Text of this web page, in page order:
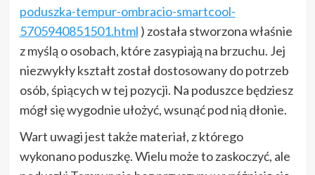
poduszka-tempur-ombracio-smartcool-
5705940851501.html ) została stworzona właśnie
z myślą o osobach, które zasypiają na brzuchu. Jej
niezwykły kształt został dostosowany do potrzeb
osób, śpiących w tej pozycji. Na poduszce będziesz
mógł się wygodnie ułożyć, wsunąć pod nią dłonie.
Wart uwagi jest także materiał, z którego
wykonano poduszkę. Wielu może to zaskoczyć, ale